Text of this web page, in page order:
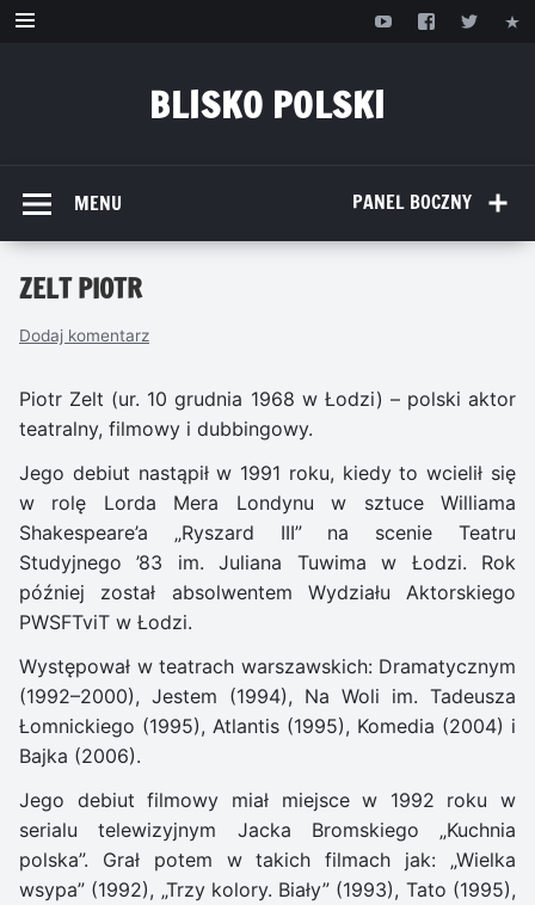
Przejdź
BLISKO POLSKI
PANEL BOCZNY
MENU
ZELT PIOTR
Dodaj komentarz
Piotr Zelt (ur. 10 grudnia 1968 w Łodzi) – polski aktor
teatralny, filmowy i dubbingowy.
Jego debiut nastąpił w 1991 roku, kiedy to wcielił się
w rolę Lorda Mera Londynu w sztuce Williama
Shakespeare’a „Ryszard III” na scenie Teatru
Studyjnego ’83 im. Juliana Tuwima w Łodzi. Rok
później został absolwentem Wydziału Aktorskiego
PWSFTviT w Łodzi.
Występował w teatrach warszawskich: Dramatycznym
(1992–2000), Jestem (1994), Na Woli im. Tadeusza
Łomnickiego (1995), Atlantis (1995), Komedia (2004) i
Bajka (2006).
Jego debiut filmowy miał miejsce w 1992 roku w
serialu telewizyjnym Jacka Bromskiego „Kuchnia
polska”. Grał potem w takich filmach jak: „Wielka
wsypa” (1992), „Trzy kolory. Biały” (1993), Tato (1995),